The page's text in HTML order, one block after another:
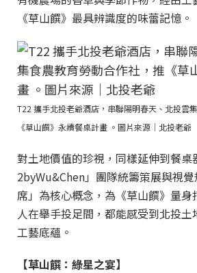
《草山饌》最具辨識度的味蕾記憶。
T22 攜手北投老爺酒店，串聯陽明春天、北投雲
《草山饌》永續餐桌計畫 。圖片來源｜北投老爺
對土地價值的珍視，同樣延伸到餐桌
2byWu&Chen」團隊統籌策展與視
席」為核心概念，為《草山饌》量
人在舉手投足間，都能感受到北投
工藝底蘊。
【草山饌：綠星之宴】